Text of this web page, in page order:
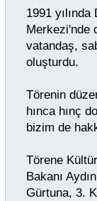
1991
Merkezi'nde
vatandaş,
oluşturdu.
Törenin
hınca hınç
bizim de
Törene
Bakanı
Gürtuna, 3.